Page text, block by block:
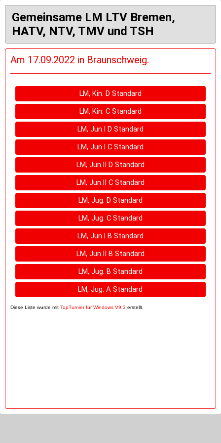
Gemeinsame LM LTV Bremen,
HATV, NTV, TMV und TSH
Am 17.09.2022 in Braunschweig.
LM, Kin. D Standard
LM, Kin. C Standard
LM, Jun.I D Standard
LM, Jun.I C Standard
LM, Jun.II D Standard
LM, Jun.II C Standard
LM, Jug. D Standard
LM, Jug. C Standard
LM, Jun.I B Standard
LM, Jun.II B Standard
LM, Jug. B Standard
LM, Jug. A Standard
Diese Liste wurde mit TopTurnier für Windows V9.3 erstellt.